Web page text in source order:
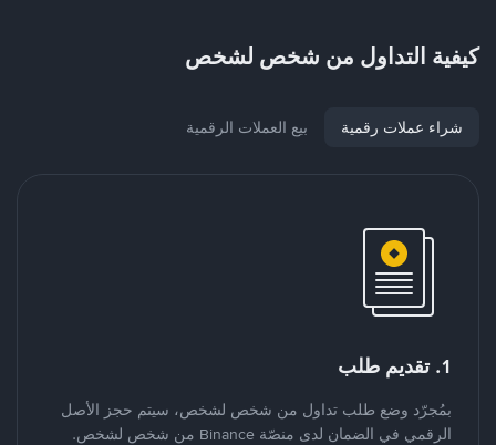
كيفية التداول من شخص لشخص
شراء عملات رقمية بيع العملات الرقمية
1. تقديم طلب
بمُجرّد وضع طلب تداول من شخص لشخص، سيتم حجز الأصل
الرقمي في الضمان لدى منصّة Binance من شخص لشخص.